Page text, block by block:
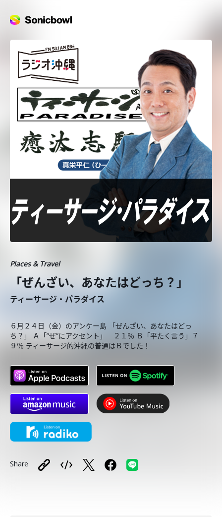
Places & Travel
「ぜんざい、あなたはどっち？」
ティーサージ・パラダイス
６月２４日（金）のアンケー島 「ぜんざい、あなたはどっ
ち？」 Ａ「”ぜ”にアクセント」 ２１％ Ｂ「平たく言う」７
９％ ティーサージ的沖縄の普通はＢでした！
Share